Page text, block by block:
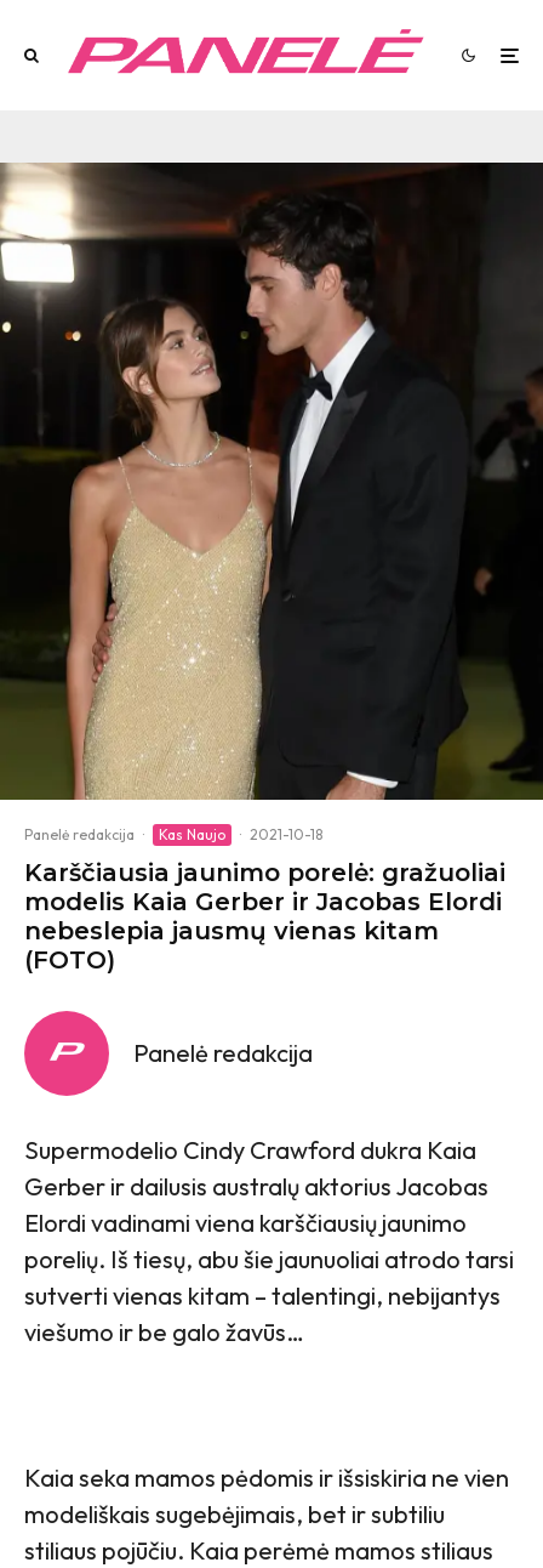
Panelė redakcija · Kas Naujo · 2021-10-18
Karščiausia jaunimo porelė: gražuoliai
modelis Kaia Gerber ir Jacobas Elordi
nebeslepia jausmų vienas kitam
(FOTO)
Panelė redakcija
Supermodelio Cindy Crawford dukra Kaia
Gerber ir dailusis australų aktorius Jacobas
Elordi vadinami viena karščiausių jaunimo
porelių. Iš tiesų, abu šie jaunuoliai atrodo tarsi
sutverti vienas kitam – talentingi, nebijantys
viešumo ir be galo žavūs…
Kaia seka mamos pėdomis ir išsiskiria ne vien
modeliškais sugebėjimais, bet ir subtiliu
stiliaus pojūčiu. Kaia perėmė mamos stiliaus